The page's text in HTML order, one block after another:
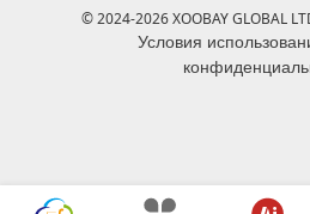
© 2024-2026 XOOBAY GLOBAL
Условия